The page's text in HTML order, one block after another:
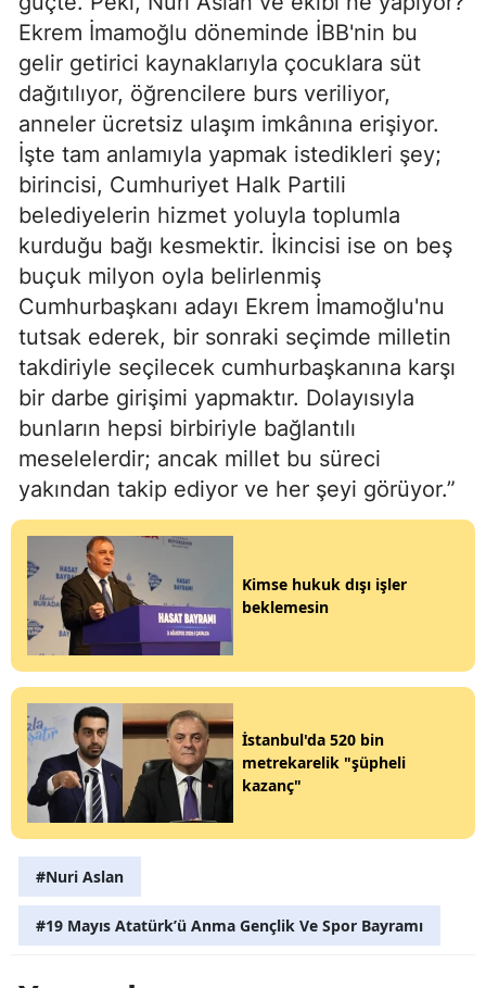
Ekrem İmamoğlu döneminde İBB'nin bu
gelir getirici kaynaklarıyla çocuklara süt
dağıtılıyor, öğrencilere burs veriliyor,
anneler ücretsiz ulaşım imkânına erişiyor.
İşte tam anlamıyla yapmak istedikleri şey;
birincisi, Cumhuriyet Halk Partili
belediyelerin hizmet yoluyla toplumla
kurduğu bağı kesmektir. İkincisi ise on beş
buçuk milyon oyla belirlenmiş
Cumhurbaşkanı adayı Ekrem İmamoğlu'nu
tutsak ederek, bir sonraki seçimde milletin
takdiriyle seçilecek cumhurbaşkanına karşı
bir darbe girişimi yapmaktır. Dolayısıyla
bunların hepsi birbiriyle bağlantılı
meselelerdir; ancak millet bu süreci
yakından takip ediyor ve her şeyi görüyor.”
Kimse hukuk dışı işler
beklemesin
İstanbul'da 520 bin
metrekarelik "şüpheli
kazanç"
#Nuri Aslan
#19 Mayıs Atatürk’ü Anma Gençlik Ve Spor Bayramı